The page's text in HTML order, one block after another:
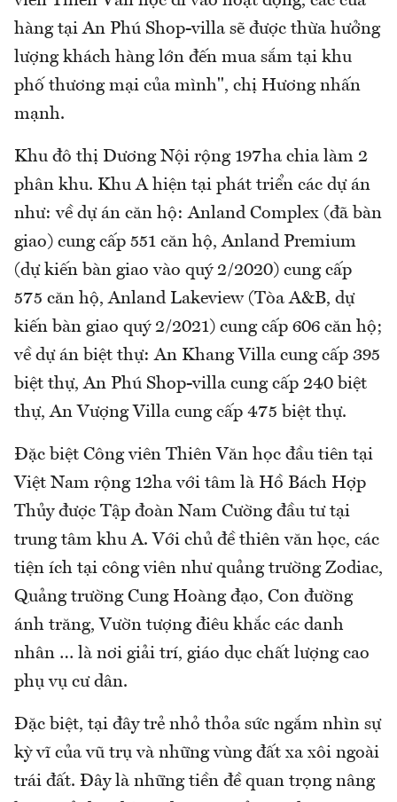
hàng tại An Phú Shop-villa sẽ được thừa hưởng
lượng khách hàng lớn đến mua sắm tại khu
phố thương mại của mình", chị Hương nhấn
mạnh.
Khu đô thị Dương Nội rộng 197ha chia làm 2
phân khu. Khu A hiện tại phát triển các dự án
như: về dự án căn hộ: Anland Complex (đã bàn
giao) cung cấp 551 căn hộ, Anland Premium
(dự kiến bàn giao vào quý 2/2020) cung cấp
575 căn hộ, Anland Lakeview (Tòa A&B, dự
kiến bàn giao quý 2/2021) cung cấp 606 căn hộ;
về dự án biệt thự: An Khang Villa cung cấp 395
biệt thự, An Phú Shop-villa cung cấp 240 biệt
thự, An Vượng Villa cung cấp 475 biệt thự.
Đặc biệt Công viên Thiên Văn học đầu tiên tại
Việt Nam rộng 12ha với tâm là Hồ Bách Hợp
Thủy được Tập đoàn Nam Cường đầu tư tại
trung tâm khu A. Với chủ đề thiên văn học, các
tiện ích tại công viên như quảng trường Zodiac,
Quảng trường Cung Hoàng đạo, Con đường
ánh trăng, Vườn tượng điêu khắc các danh
nhân … là nơi giải trí, giáo dục chất lượng cao
phụ vụ cư dân.
Đặc biệt, tại đây trẻ nhỏ thỏa sức ngắm nhìn sự
kỳ vĩ của vũ trụ và những vùng đất xa xôi ngoài
trái đất. Đây là những tiền đề quan trọng nâng